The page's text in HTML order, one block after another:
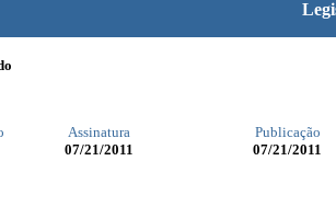
Assinatura
Publicação
07/21/2011 07/21/2011